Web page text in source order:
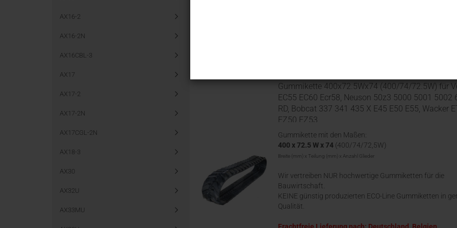
Gummikette 400x72.5Wx74 (400/74/72.5W) für
EC55 EC60 Ecr58, Neuson 50z3 5000 5001 5002
RD, Bobcat 337 341 435 X E45 E50 E55, Wacker
EZ50 EZ53
Gummikette mit den Maßen:
400 x 72.5 W x 74 (400/74/72,5W)
Breite (mm) x Teilung (mm) x Anzahl Glieder
Wir vertreiben NUR hochwertige Gummiketten für die
Bauwirtschaft.
KEINE günstig produzierten ECO-Line Gummiketten in
Qualität.
AX16-2
AX16-2N
AX16CBL-3
AX17
AX17-2
AX17-2N
AX17CGL-2N
AX18-3
AX30
AX32U
AX33MU